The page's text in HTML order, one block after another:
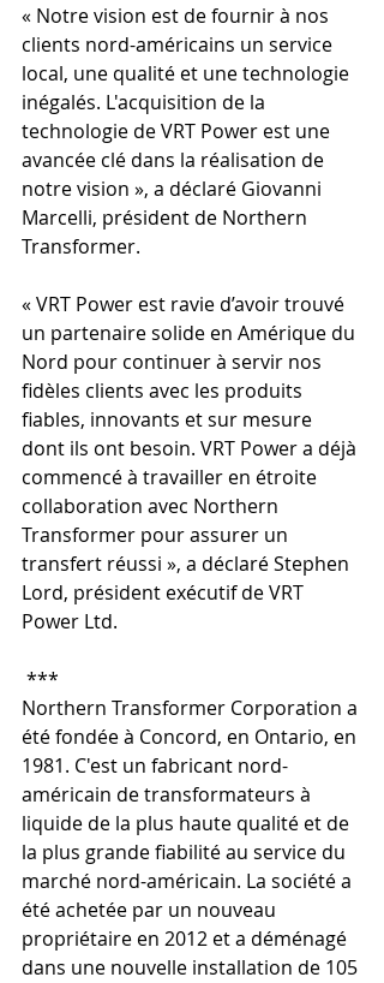
« Notre vision est de fournir à nos
clients nord-américains un service
local, une qualité et une technologie
inégalés. L'acquisition de la
technologie de VRT Power est une
avancée clé dans la réalisation de
notre vision », a déclaré Giovanni
Marcelli, président de Northern
Transformer.
« VRT Power est ravie d’avoir trouvé
un partenaire solide en Amérique du
Nord pour continuer à servir nos
fidèles clients avec les produits
fiables, innovants et sur mesure
dont ils ont besoin. VRT Power a déjà
commencé à travailler en étroite
collaboration avec Northern
Transformer pour assurer un
transfert réussi », a déclaré Stephen
Lord, président exécutif de VRT
Power Ltd.
***
Northern Transformer Corporation a
été fondée à Concord, en Ontario, en
1981. C'est un fabricant nord-
américain de transformateurs à
liquide de la plus haute qualité et de
la plus grande fiabilité au service du
marché nord-américain. La société a
été achetée par un nouveau
propriétaire en 2012 et a déménagé
dans une nouvelle installation de 105